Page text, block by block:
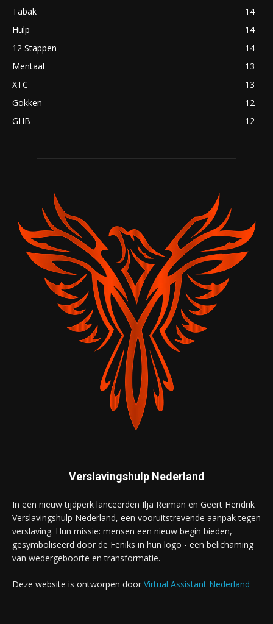
Tabak
14
Hulp
14
12 Stappen
14
Mentaal
13
XTC
13
Gokken
12
GHB
12
Verslavingshulp Nederland
In een nieuw tijdperk lanceerden Ilja Reiman en Geert Hendrik
Verslavingshulp Nederland, een vooruitstrevende aanpak tegen
verslaving. Hun missie: mensen een nieuw begin bieden,
gesymboliseerd door de Feniks in hun logo - een belichaming
van wedergeboorte en transformatie.
Deze website is ontworpen door Virtual Assistant Nederland